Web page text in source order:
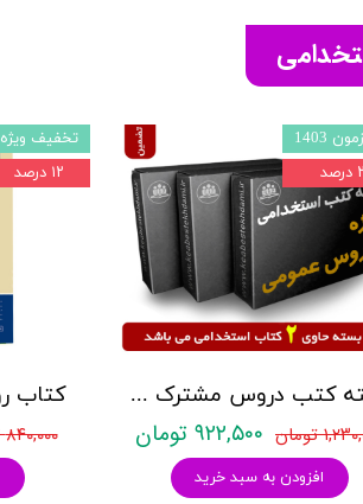
۸۴۰,۰۰۰ تومان
تخفیف ویژه
۱۲ درصد
بسته کتب دروس مشترک عمومی اختصاصی آزمون استخدامی آموزش و پرورش نشر چهارخونه
تومان ۹۲۲,۵۰۰ تومان
افزودن به سبد خرید
1403